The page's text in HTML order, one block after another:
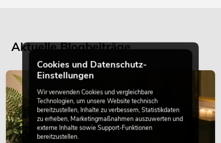
Aktuelle Blogbeiträge
DEKORATION
Cookies und Datenschutz-
Einstellungen
Wir verwenden Cookies und vergleichbare
Technologien, um unsere Website technisch
bereitzustellen, Inhalte zu verbessern, Statistikdaten
zu erheben, Marketingmaßnahmen auszuwerten und
externe Inhalte sowie Support-Funktionen
bereitzustellen.